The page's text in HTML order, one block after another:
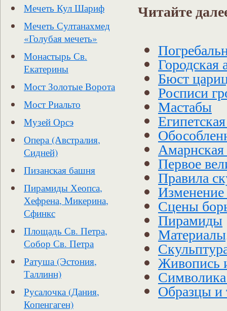
Мечеть Кул Шариф
Мечеть Султанахмед
«Голубая мечеть»
Монастырь Св.
Екатерины
Мост Золотые Ворота
Мост Риальто
Музей Орсэ
Опера (Австралия,
Сидней)
Пизанская башня
Пирамиды Хеопса,
Хефрена, Микерина,
Сфинкс
Площадь Св. Петра,
Собор Св. Петра
Ратуша (Эстония,
Таллинн)
Русалочка (Дания,
Копенгаген)
Читайте
Городская
Бюст
Росписи
Мастабы
Амарнская
Первое
Правила
Сцены
Пирамиды
Живопись
Символика
Образцы и